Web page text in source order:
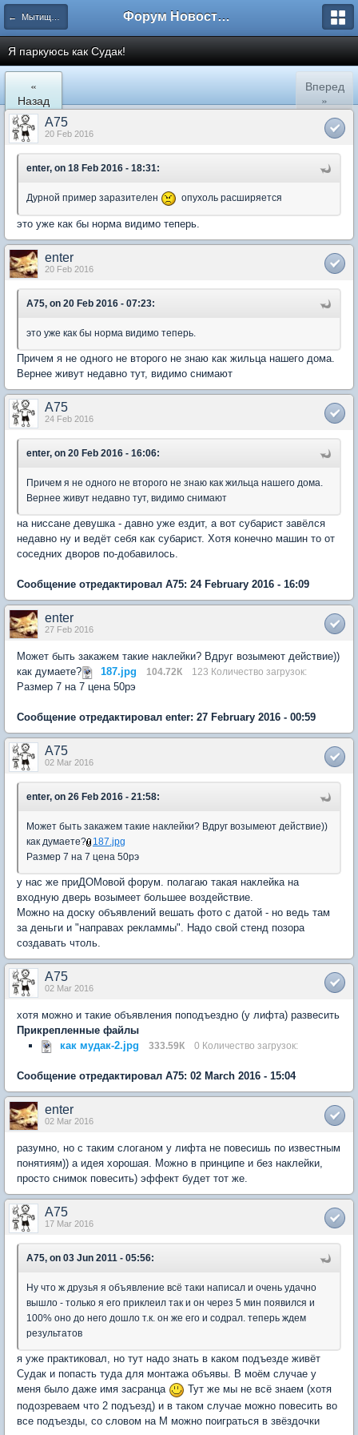
← Мытищи, Сукромка 21 Форум Новостройки
Я паркуюсь как Судак!
«
Назад
Вперед
»
A75
20 Feb 2016
enter, on 18 Feb 2016 - 18:31:
Дурной пример заразителен опухоль расширяется
это уже как бы норма видимо теперь.
enter
20 Feb 2016
A75, on 20 Feb 2016 - 07:23:
это уже как бы норма видимо теперь.
Причем я не одного не второго не знаю как жильца нашего дома.
Вернее живут недавно тут, видимо снимают
A75
24 Feb 2016
enter, on 20 Feb 2016 - 16:06:
Причем я не одного не второго не знаю как жильца нашего дома.
Вернее живут недавно тут, видимо снимают
на ниссане девушка - давно уже ездит, а вот субарист завёлся
недавно ну и ведёт себя как субарист. Хотя конечно машин то от
соседних дворов по-добавилось.
Сообщение отредактировал A75: 24 February 2016 - 16:09
enter
27 Feb 2016
Может быть закажем такие наклейки? Вдруг возымеют действие))
как думаете?
187.jpg 104.72К 123 Количество загрузок:
Размер 7 на 7 цена 50рэ
Сообщение отредактировал enter: 27 February 2016 - 00:59
A75
02 Mar 2016
enter, on 26 Feb 2016 - 21:58:
Может быть закажем такие наклейки? Вдруг возымеют действие))
как думаете?
187.jpg
Размер 7 на 7 цена 50рэ
у нас же приДОМовой форум. полагаю такая наклейка на
входную дверь возымеет большее воздействие.
Можно на доску объявлений вешать фото с датой - но ведь там
за деньги и "направах рекламмы". Надо свой стенд позора
создавать чтоль.
A75
02 Mar 2016
хотя можно и такие объявления поподъездно (у лифта) развесить
Прикрепленные файлы
как мудак-2.jpg
333.59К 0 Количество загрузок:
Сообщение отредактировал A75: 02 March 2016 - 15:04
enter
02 Mar 2016
разумно, но с таким слоганом у лифта не повесишь по известным
понятиям)) а идея хорошая. Можно в принципе и без наклейки,
просто снимок повесить) эффект будет тот же.
A75
17 Mar 2016
A75, on 03 Jun 2011 - 05:56:
Ну что ж друзья я объявление всё таки написал и очень удачно
вышло - только я его приклеил так и он через 5 мин появился и
100% оно до него дошло т.к. он же его и содрал. теперь ждем
результатов
я уже практиковал, но тут надо знать в каком подъезде живёт
Судак и попасть туда для монтажа объявы. В моём случае у
меня было даже имя засранца
Тут же мы не всё знаем (хотя
подозреваем что 2 подъезд) и в таком случае можно повесить во
все подъезды, со словом на М можно поиграться в звёздочки